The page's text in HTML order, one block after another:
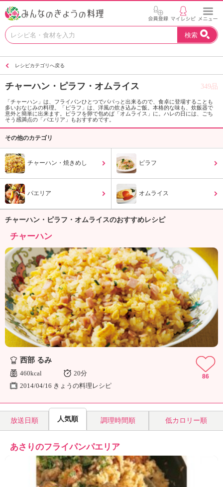
お
い
ピ
を
見
つ
け
。
K
ュ
シ
ョ
ナ
ル
「
み
ん
な
の
の
理
」
検索
レシピカテゴリへ戻る
チャーハン・ピラフ・オムライス 349品
「チャーハン」は、フライパンひとつでパパっと出来るので、食卓に登場することも
多いおなじみの料理。「ピラフ」は、洋風の炊き込みご飯。本格的な味も、炊飯器で
意外と簡単に出来ます。ピラフを卵で包めば「オムライス」に。ハレの日には、ごち
そう感満点の「パエリア」もおすすめです。
その他のカテゴリ
チャーハン・焼きめし ピラフ
パエリア オムライス
チャーハン・ピラフ・オムライスのおすすめレシピ
チャーハン
西部 るみ
460kcal
20分
2014/04/16 きょうの料理レシピ
86
放送日順 人気順 調理時間順 低カロリー順
あさりのフライパンパエリア